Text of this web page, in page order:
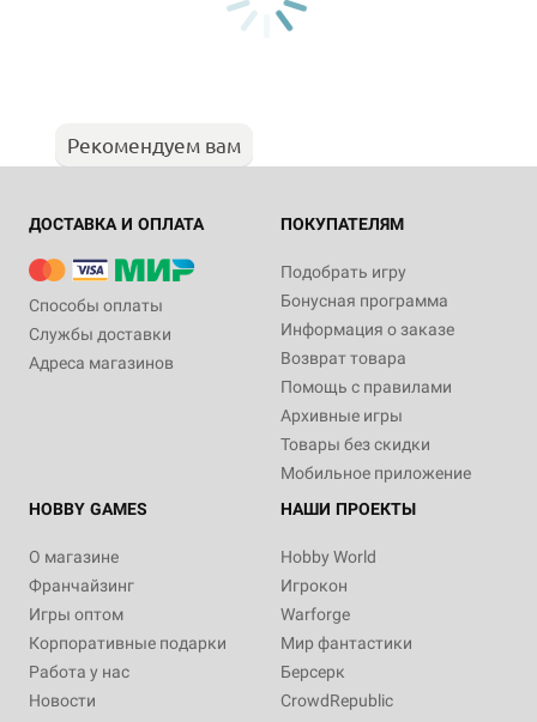
Рекомендуем вам
ДОСТАВКА И ОПЛАТА
Способы оплаты
Службы доставки
Адреса магазинов
ПОКУПАТЕЛЯМ
Подобрать игру
Бонусная программа
Информация о заказе
Возврат товара
Помощь с правилами
Архивные игры
Товары без скидки
Мобильное приложение
HOBBY GAMES
О магазине
Франчайзинг
Игры оптом
Корпоративные подарки
Работа у нас
Новости
НАШИ ПРОЕКТЫ
Hobby World
Игрокон
Warforge
Мир фантастики
Берсерк
CrowdRepublic